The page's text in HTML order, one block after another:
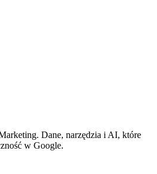
Dane, narzędzia i AI, które
w Google.